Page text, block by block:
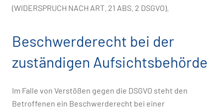
(WIDERSPRUCH NACH ART. 21 ABS. 2 DSGVO).
Beschwerderecht bei der
zuständigen Aufsichtsbehörde
Im Falle von Verstößen gegen die DSGVO steht den
Betroffenen ein Beschwerderecht bei einer